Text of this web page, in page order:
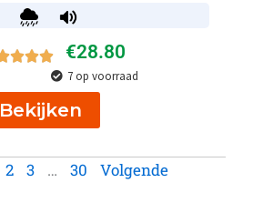
€28.80
7 op voorraad
Bekijken
2 3 … 30 Volgende